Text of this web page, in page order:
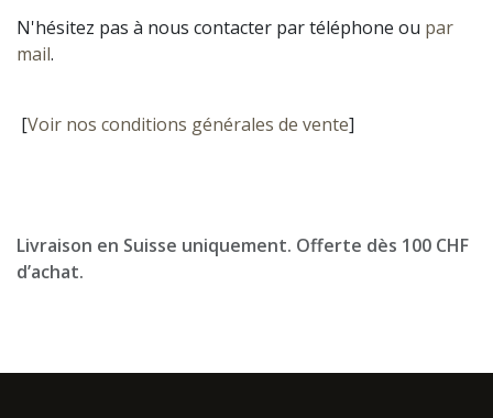
N'hésitez pas à nous contacter par téléphone ou par
mail.
[Voir nos conditions générales de vente]
Livraison en Suisse uniquement. Offerte dès 100 CHF
d’achat.